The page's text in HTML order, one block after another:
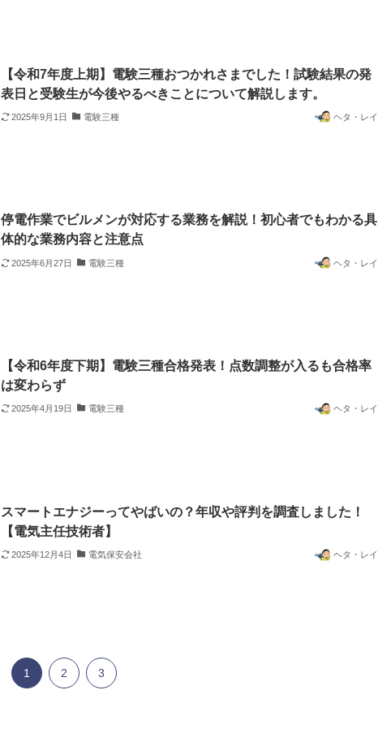
【令和7年度上期】電験三種おつかれさまでした！試験結果の発
表日と受験生が今後やるべきことについて解説します。
2025年9月1日 電験三種 ヘタ・レイ
停電作業でビルメンが対応する業務を解説！初心者でもわかる具
体的な業務内容と注意点
2025年6月27日 電験三種 ヘタ・レイ
【令和6年度下期】電験三種合格発表！点数調整が入るも合格率
は変わらず
2025年4月19日 電験三種 ヘタ・レイ
スマートエナジーってやばいの？年収や評判を調査しました！
【電気主任技術者】
2025年12月4日 電気保安会社 ヘタ・レイ
1 2 3